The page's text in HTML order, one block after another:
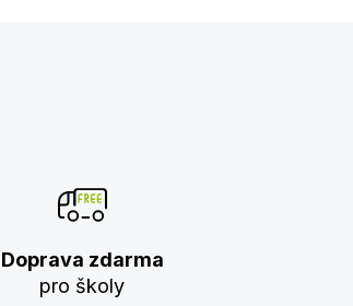
Doprava zdarma
pro školy